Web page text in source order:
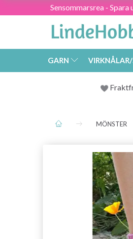
Sensommarsrea -
GARN
MÖNSTER